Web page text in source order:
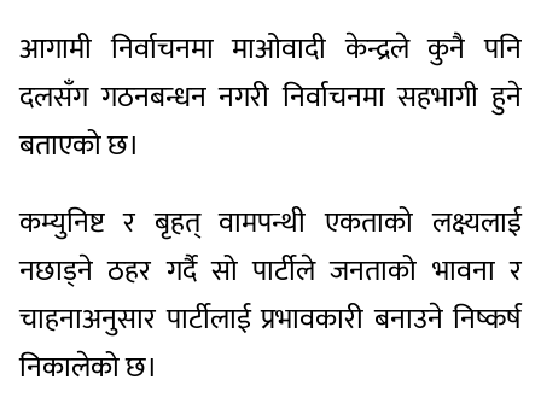
आगामी निर्वाचनमा माओवादी केन्द्रले कुनै पनि
दलसँग गठनबन्धन नगरी निर्वाचनमा सहभागी हुने
बताएको छ।
कम्युनिष्ट र बृहत् वामपन्थी एकताको लक्ष्यलाई
नछाड्ने ठहर गर्दै सो पार्टीले जनताको भावना र
चाहनाअनुसार पार्टीलाई प्रभावकारी बनाउने निष्कर्ष
निकालेको छ।